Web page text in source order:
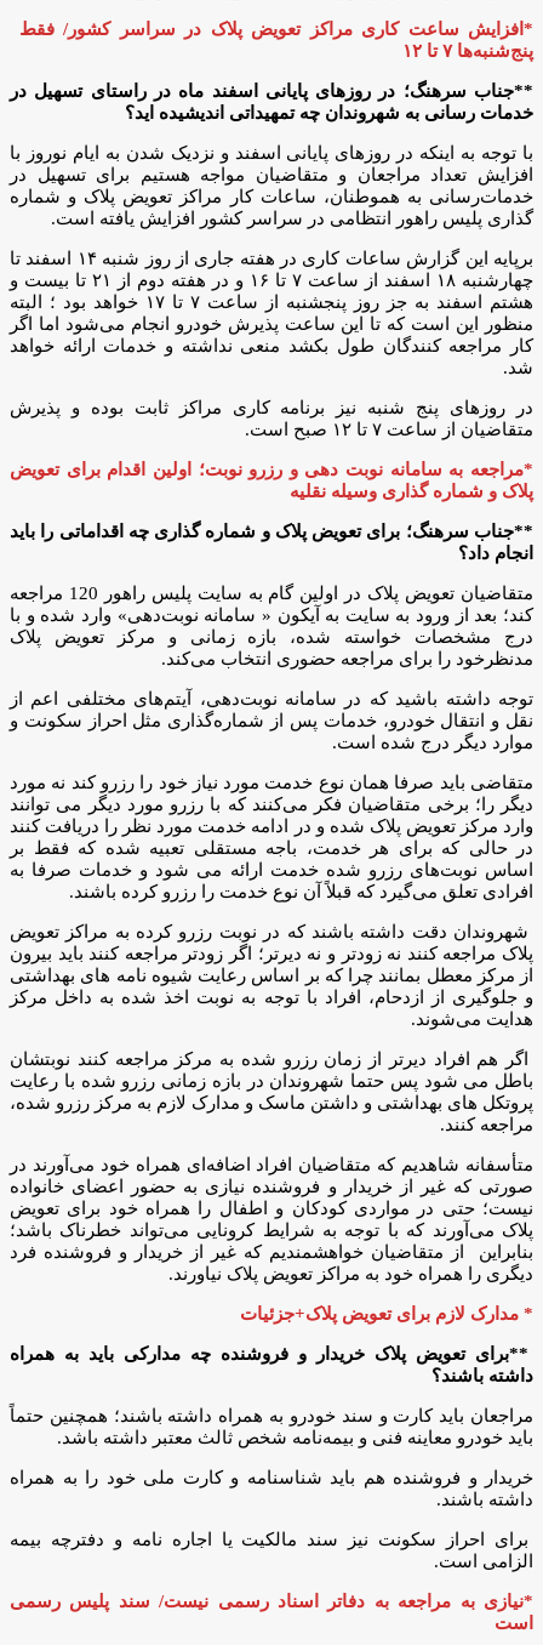
*افزایش ساعت کاری مراکز تعویض پلاک در سراسر کشور/ فقط
پنج‌شنبه‌ها ۷ تا ۱۲
**جناب سرهنگ؛ در روزهای پایانی اسفند ماه در راستای تسهیل در
خدمات رسانی به شهروندان چه تمهیداتی اندیشیده اید؟
با توجه به اینکه در روزهای پایانی اسفند و نزدیک شدن به ایام نوروز با
افزایش تعداد مراجعان و متقاضیان مواجه هستیم برای تسهیل در
خدمات‌رسانی به هموطنان، ساعات کار مراکز تعویض پلاک و شماره
گذاری پلیس راهور انتظامی در سراسر کشور افزایش یافته است.
برپایه این گزارش ساعات کاری در هفته جاری از روز شنبه ۱۴ اسفند تا
چهارشنبه ۱۸ اسفند از ساعت ۷ تا ۱۶ و در هفته دوم از ۲۱ تا بیست و
هشتم اسفند به جز روز پنجشنبه از ساعت ۷ تا ۱۷ خواهد بود ؛ البته
منظور این است که تا این ساعت پذیرش خودرو انجام می‌شود اما اگر
کار مراجعه کنندگان طول بکشد منعی نداشته و خدمات ارائه خواهد
شد.
در روزهای پنج شنبه نیز برنامه کاری مراکز ثابت بوده و پذیرش
متقاضیان از ساعت ۷ تا ۱۲ صبح است.
*مراجعه به سامانه نوبت دهی و رزرو نوبت؛ اولین اقدام برای تعویض
پلاک و شماره گذاری وسیله نقلیه
**جناب سرهنگ؛ برای تعویض پلاک و شماره گذاری چه اقداماتی را باید
انجام داد؟
متقاضیان تعویض پلاک در اولین گام به سایت پلیس راهور 120 مراجعه
کند؛ بعد از ورود به سایت به آیکون « سامانه نوبت‌دهی» وارد شده و با
درج مشخصات خواسته شده، بازه زمانی و مرکز تعویض پلاک
مدنظرخود را برای مراجعه حضوری انتخاب می‌کند.
توجه داشته باشید که در سامانه نوبت‌دهی، آیتم‌های مختلفی اعم از
نقل و انتقال خودرو، خدمات پس از شماره‌گذاری مثل احراز سکونت و
موارد دیگر درج شده است.
متقاضی باید صرفا همان نوع خدمت مورد نیاز خود را رزرو کند نه مورد
دیگر را؛ برخی متقاضیان فکر می‌کنند که با رزرو مورد دیگر می توانند
وارد مرکز تعویض پلاک شده و در ادامه خدمت مورد نظر را دریافت کنند
در حالی که برای هر خدمت، باجه مستقلی تعبیه شده که فقط بر
اساس نوبت‌های رزرو شده خدمت ارائه می شود و خدمات صرفا به
افرادی تعلق می‌گیرد که قبلاً آن نوع خدمت را رزرو کرده باشند.
شهروندان دقت داشته باشند که در نوبت رزرو کرده به مراکز تعویض
پلاک مراجعه کنند نه زودتر و نه دیرتر؛ اگر زودتر مراجعه کنند باید بیرون
از مرکز معطل بمانند چرا که بر اساس رعایت شیوه نامه های بهداشتی
و جلوگیری از ازدحام، افراد با توجه به نوبت اخذ شده به داخل مرکز
هدایت می‌شوند.
اگر هم افراد دیرتر از زمان رزرو شده به مرکز مراجعه کنند نوبتشان
باطل می شود پس حتما شهروندان در بازه زمانی رزرو شده با رعایت
پروتکل های بهداشتی و داشتن ماسک و مدارک لازم به مرکز رزرو شده،
مراجعه کنند.
متأسفانه شاهدیم که متقاضیان افراد اضافه‌ای همراه خود می‌آورند در
صورتی که غیر از خریدار و فروشنده نیازی به حضور اعضای خانواده
نیست؛ حتی در مواردی کودکان و اطفال را همراه خود برای تعویض
پلاک می‌آورند که با توجه ‌به‌‌ شرایط‌‌ کرونایی‌ ‌می‌تواند‌‌ خطرناک ‌باشد؛
بنابراین ‌ از متقاضیان خواهشمندیم که غیر از خریدار و فروشنده فرد
دیگری را همراه خود به مراکز تعویض پلاک نیاورند.
* مدارک لازم برای تعویض پلاک+جزئیات
**برای تعویض پلاک خریدار و فروشنده چه مدارکی باید به همراه
داشته باشند؟
مراجعان باید کارت و سند خودرو به همراه داشته باشند؛ همچنین حتماً
باید خودرو معاینه فنی و بیمه‌نامه شخص ثالث معتبر داشته باشد.
خریدار و فروشنده هم باید شناسنامه و کارت ملی خود را به همراه
داشته باشند.
برای احراز سکونت نیز سند مالکیت یا اجاره نامه و دفترچه بیمه
الزامی است.
*نیازی به مراجعه به دفاتر اسناد رسمی نیست/ سند پلیس رسمی
است